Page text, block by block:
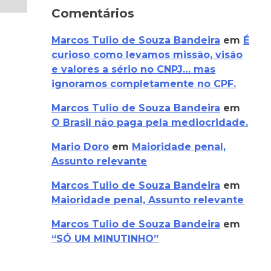
Comentários
Marcos Tulio de Souza Bandeira em É
curioso como levamos missão, visão
e valores a sério no CNPJ… mas
ignoramos completamente no CPF.
Marcos Tulio de Souza Bandeira em
O Brasil não paga pela mediocridade.
Mario Doro em Maioridade penal,
Assunto relevante
Marcos Tulio de Souza Bandeira em
Maioridade penal, Assunto relevante
Marcos Tulio de Souza Bandeira em
“SÓ UM MINUTINHO”